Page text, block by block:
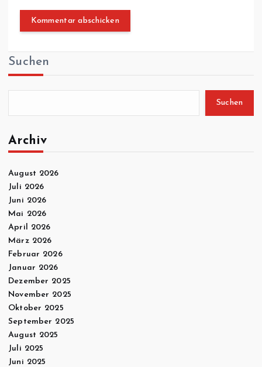
Suchen
Suchen
Archiv
August 2026
Juli 2026
Juni 2026
Mai 2026
April 2026
März 2026
Februar 2026
Januar 2026
Dezember 2025
November 2025
Oktober 2025
September 2025
August 2025
Juli 2025
Juni 2025